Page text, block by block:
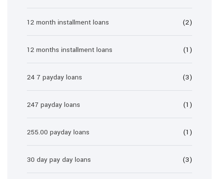
12 month installment loans (2)
12 months installment loans (1)
24 7 payday loans (3)
247 payday loans (1)
255.00 payday loans (1)
30 day pay day loans (3)